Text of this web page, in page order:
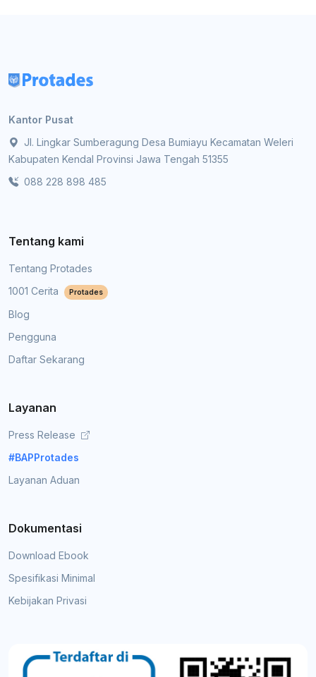
Kantor Pusat
Jl. Lingkar Sumberagung Desa Bumiayu Kecamatan Weleri
Kabupaten Kendal Provinsi Jawa Tengah 51355
088 228 898 485
Tentang kami
Tentang Protades
1001 Cerita
Protades
Blog
Pengguna
Daftar Sekarang
Layanan
Press Release
#BAPProtades
Layanan Aduan
Dokumentasi
Download Ebook
Spesifikasi Minimal
Kebijakan Privasi